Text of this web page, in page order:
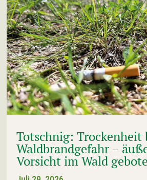
Totschnig: Trockenheit
Waldbrandgefahr –
Vorsicht im Wald